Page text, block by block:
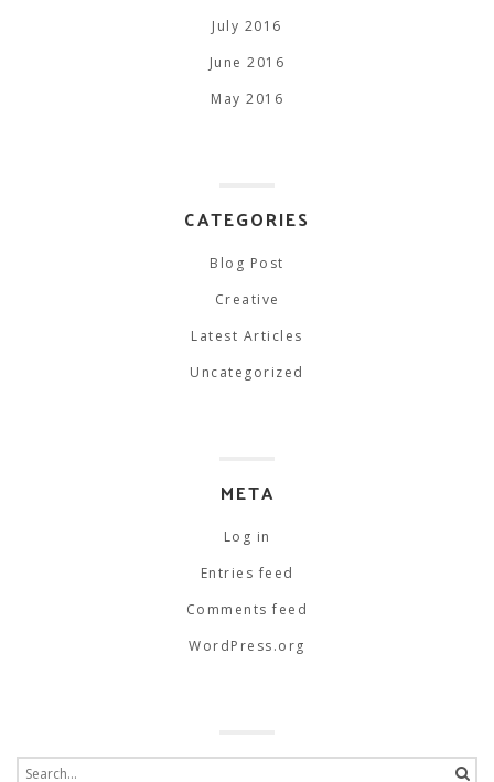
July 2016
June 2016
May 2016
CATEGORIES
Blog Post
Creative
Latest Articles
Uncategorized
META
Log in
Entries feed
Comments feed
WordPress.org